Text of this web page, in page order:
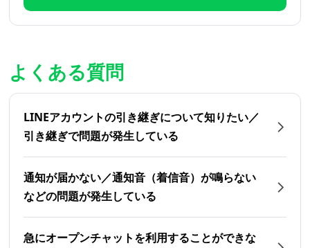
よくある質問
LINEアカウントの引き継ぎについて知りたい／
引き継ぎで問題が発生している
通知が届かない／通知音（着信音）が鳴らない
などの問題が発生している
急にオープンチャットを利用することができな